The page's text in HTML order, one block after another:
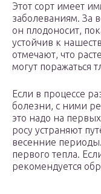
Этот сорт имеет
заболеваниям. За
он плодоносит,
устойчив к
отмечают, что
могут поражаться
Если в процессе
болезни, с ними
это надо на
росу устраняют
весенние
первого тепла.
рекомендуется